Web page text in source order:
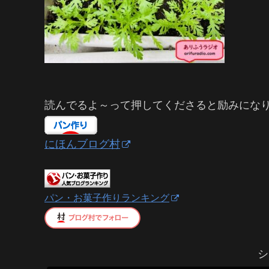
読んでるよ～って押してくださると励みにな
にほんブログ村
パン・お菓子作りランキング